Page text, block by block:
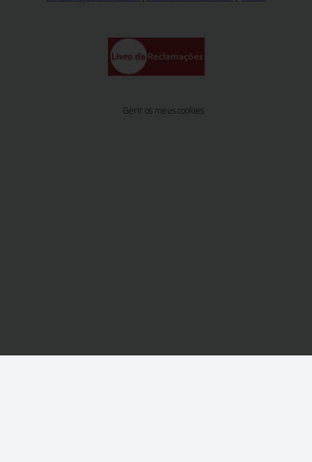
Gerir os meus cookies